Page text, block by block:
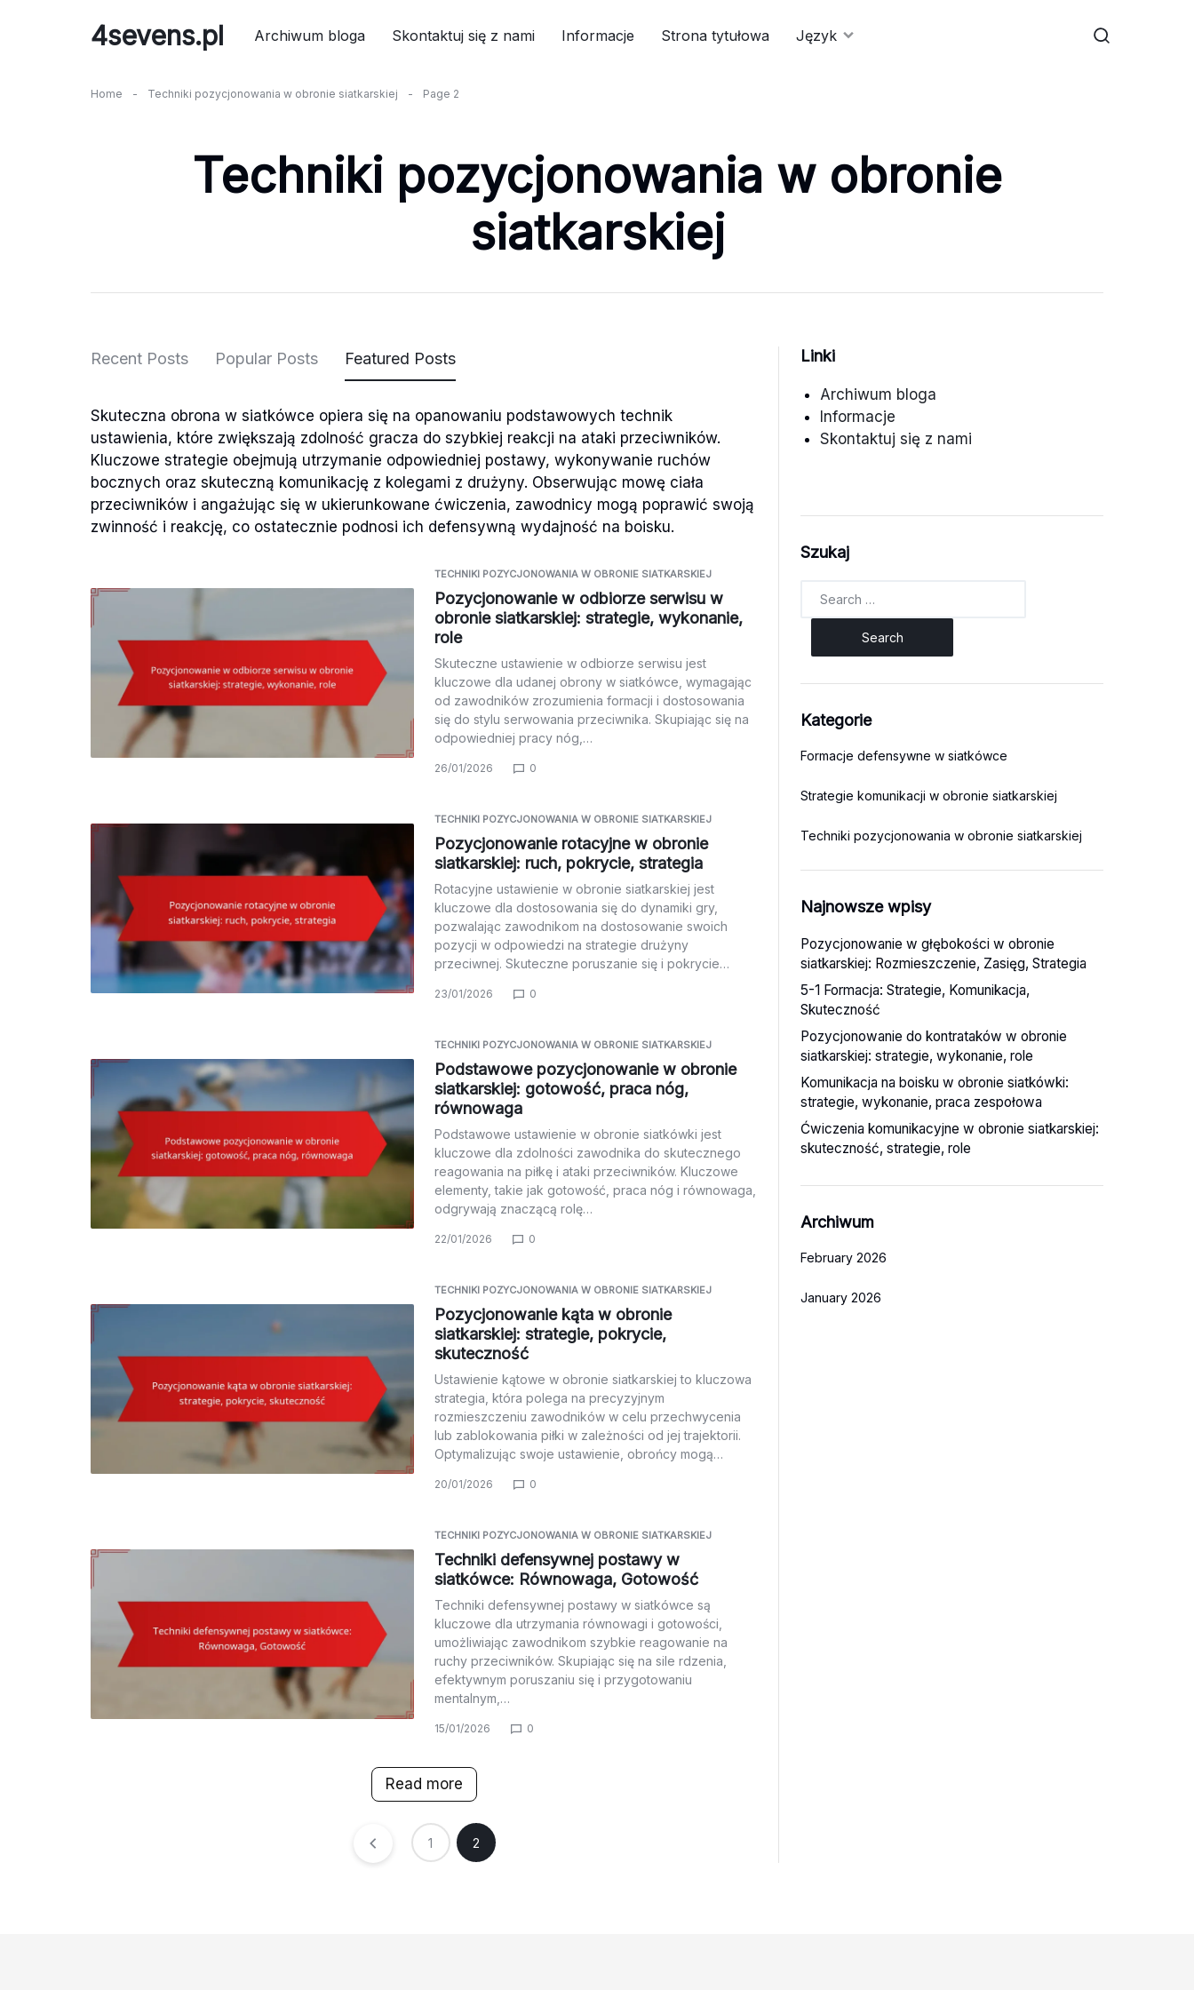
4sevens.pl Archiwum bloga Skontaktuj się z nami Informacje Strona tytułowa Język
Home - Techniki pozycjonowania w obronie siatkarskiej - Page 2
Techniki pozycjonowania w obronie
siatkarskiej
Recent Posts Popular Posts Featured Posts
Skuteczna obrona w siatkówce opiera się na opanowaniu podstawowych technik
ustawienia, które zwiększają zdolność gracza do szybkiej reakcji na ataki przeciwników.
Kluczowe strategie obejmują utrzymanie odpowiedniej postawy, wykonywanie ruchów
bocznych oraz skuteczną komunikację z kolegami z drużyny. Obserwując mowę ciała
przeciwników i angażując się w ukierunkowane ćwiczenia, zawodnicy mogą poprawić swoją
zwinność i reakcję, co ostatecznie podnosi ich defensywną wydajność na boisku.
TECHNIKI POZYCJONOWANIA W OBRONIE SIATKARSKIEJ
Pozycjonowanie w odbiorze serwisu w
obronie siatkarskiej: strategie, wykonanie,
role
Skuteczne ustawienie w odbiorze serwisu jest
kluczowe dla udanej obrony w siatkówce, wymagając
od zawodników zrozumienia formacji i dostosowania
się do stylu serwowania przeciwnika. Skupiając się na
odpowiedniej pracy nóg,…
26/01/2026 0
TECHNIKI POZYCJONOWANIA W OBRONIE SIATKARSKIEJ
Pozycjonowanie rotacyjne w obronie
siatkarskiej: ruch, pokrycie, strategia
Rotacyjne ustawienie w obronie siatkarskiej jest
kluczowe dla dostosowania się do dynamiki gry,
pozwalając zawodnikom na dostosowanie swoich
pozycji w odpowiedzi na strategie drużyny
przeciwnej. Skuteczne poruszanie się i pokrycie…
23/01/2026 0
TECHNIKI POZYCJONOWANIA W OBRONIE SIATKARSKIEJ
Podstawowe pozycjonowanie w obronie
siatkarskiej: gotowość, praca nóg,
równowaga
Podstawowe ustawienie w obronie siatkówki jest
kluczowe dla zdolności zawodnika do skutecznego
reagowania na piłkę i ataki przeciwników. Kluczowe
elementy, takie jak gotowość, praca nóg i równowaga,
odgrywają znaczącą rolę…
22/01/2026 0
TECHNIKI POZYCJONOWANIA W OBRONIE SIATKARSKIEJ
Pozycjonowanie kąta w obronie
siatkarskiej: strategie, pokrycie,
skuteczność
Ustawienie kątowe w obronie siatkarskiej to kluczowa
strategia, która polega na precyzyjnym
rozmieszczeniu zawodników w celu przechwycenia
lub zablokowania piłki w zależności od jej trajektorii.
Optymalizując swoje ustawienie, obrońcy mogą…
20/01/2026 0
TECHNIKI POZYCJONOWANIA W OBRONIE SIATKARSKIEJ
Techniki defensywnej postawy w
siatkówce: Równowaga, Gotowość
Techniki defensywnej postawy w siatkówce są
kluczowe dla utrzymania równowagi i gotowości,
umożliwiając zawodnikom szybkie reagowanie na
ruchy przeciwników. Skupiając się na sile rdzenia,
efektywnym poruszaniu się i przygotowaniu
mentalnym,…
15/01/2026 0
Read more
1 2
Linki
Archiwum bloga
Informacje
Skontaktuj się z nami
Szukaj
Kategorie
Formacje defensywne w siatkówce
Strategie komunikacji w obronie siatkarskiej
Techniki pozycjonowania w obronie siatkarskiej
Najnowsze wpisy
Pozycjonowanie w głębokości w obronie
siatkarskiej: Rozmieszczenie, Zasięg, Strategia
5-1 Formacja: Strategie, Komunikacja,
Skuteczność
Pozycjonowanie do kontrataków w obronie
siatkarskiej: strategie, wykonanie, role
Komunikacja na boisku w obronie siatkówki:
strategie, wykonanie, praca zespołowa
Ćwiczenia komunikacyjne w obronie siatkarskiej:
skuteczność, strategie, role
Archiwum
February 2026
January 2026